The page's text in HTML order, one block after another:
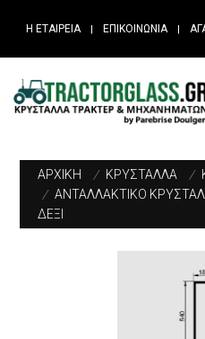
Η ΕΤΑΙΡΕΙΑ ΕΠΙΚΟΙΝΩΝΙΑ
ΑΡΧΙΚΗ / ΚΡΥΣΤΑΛΛΑ /
/ ΑΝΤΑΛΛΑΚΤΙΚΟ
ΔΕΞΙ